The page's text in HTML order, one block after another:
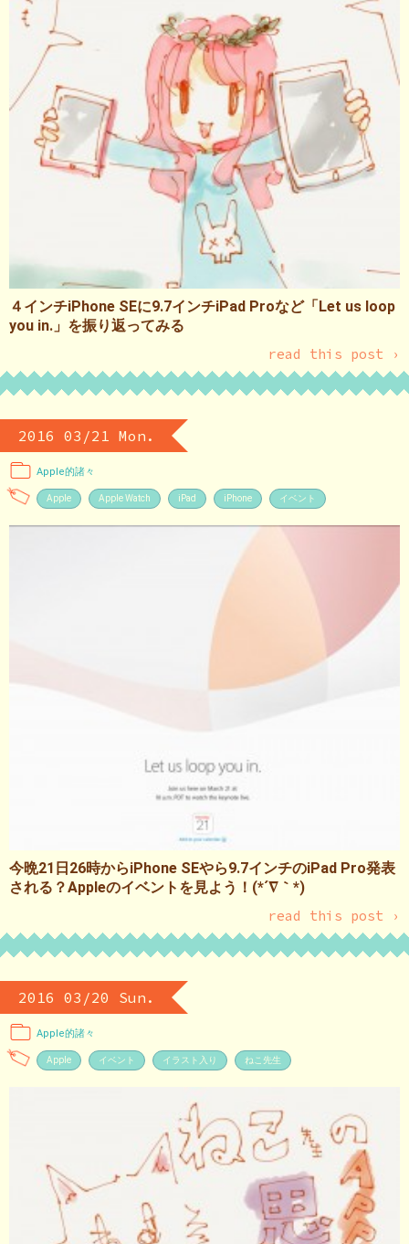
４インチiPhone SEに9.7インチiPad Proなど「Let us loop
you in.」を振り返ってみる
read this post ›
2016 03/21 Mon.
Apple的諸々
Apple Apple Watch iPad iPhone イベント
今晩21日26時からiPhone SEやら9.7インチのiPad Pro発表
される？Appleのイベントを見よう！(*´∇｀*)
read this post ›
2016 03/20 Sun.
Apple的諸々
Apple イベント イラスト入り ねこ先生